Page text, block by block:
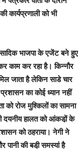
कार्यप्रणाली को भी
भाजपा के एजेंट बने हुए
काम कर रहा है। किन्नौर
जाता है लेकिन साडे चार
का कोई ध्यान नहीं
को रोज मुश्किलों का सामना
दयनीय हालत को आंकडो़ं के
को ठहराया। नेगी ने
पानी की बडी़ समस्यां है